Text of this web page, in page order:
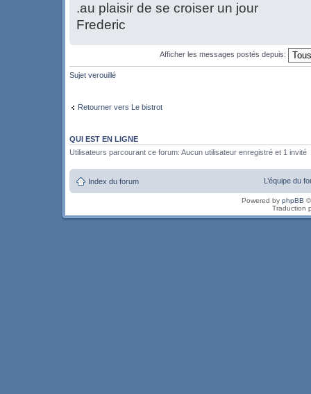
.au plaisir de se croiser un jour
Frederic
Afficher les messages postés depuis:
Sujet verouillé
Retourner vers Le bistrot
QUI EST EN LIGNE
Utilisateurs parcourant ce forum: Aucun utilisateur enregistré et 1 invité
Index du forum L’équipe du
Powered by phpBB
Traduction